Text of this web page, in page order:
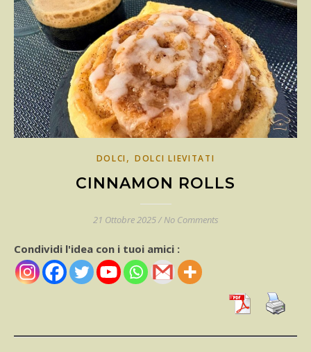
DOLCI, DOLCI LIEVITATI
CINNAMON ROLLS
21 Ottobre 2025/ No Comments
Condividi l'idea con i tuoi amici :